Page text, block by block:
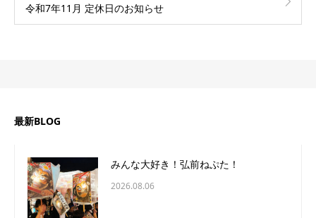
令和7年11月 定休日のお知らせ
最新BLOG
みんな大好き！弘前ねぷた！
2026.08.06